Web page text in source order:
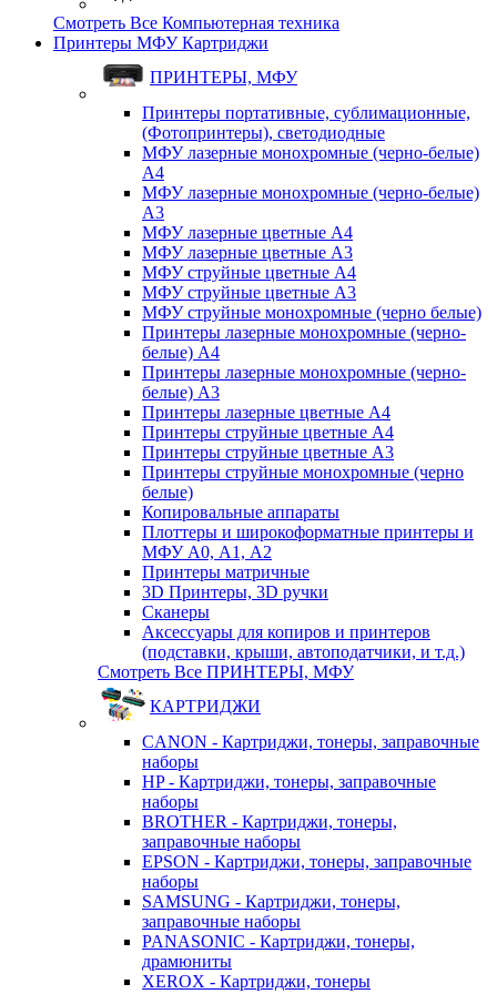
Смотреть Все Компьютерная техника
Принтеры МФУ Картриджи
ПРИНТЕРЫ, МФУ
Принтеры портативные, сублимационные,
(Фотопринтеры), светодиодные
МФУ лазерные монохромные (черно-белые)
A4
МФУ лазерные монохромные (черно-белые)
A3
МФУ лазерные цветные A4
МФУ лазерные цветные A3
МФУ струйные цветные A4
МФУ струйные цветные A3
МФУ струйные монохромные (черно белые)
Принтеры лазерные монохромные (черно-
белые) A4
Принтеры лазерные монохромные (черно-
белые) A3
Принтеры лазерные цветные A4
Принтеры струйные цветные A4
Принтеры струйные цветные A3
Принтеры струйные монохромные (черно
белые)
Копировальные аппараты
Плоттеры и широкоформатные принтеры и
МФУ А0, А1, А2
Принтеры матричные
3D Принтеры, 3D ручки
Сканеры
Аксессуары для копиров и принтеров
(подставки, крыши, автоподатчики, и т.д.)
Смотреть Все ПРИНТЕРЫ, МФУ
КАРТРИДЖИ
CANON - Картриджи, тонеры, заправочные
наборы
HP - Картриджи, тонеры, заправочные
наборы
BROTHER - Картриджи, тонеры,
заправочные наборы
EPSON - Картриджи, тонеры, заправочные
наборы
SAMSUNG - Картриджи, тонеры,
заправочные наборы
PANASONIC - Картриджи, тонеры,
драмюниты
XEROX - Картриджи, тонеры